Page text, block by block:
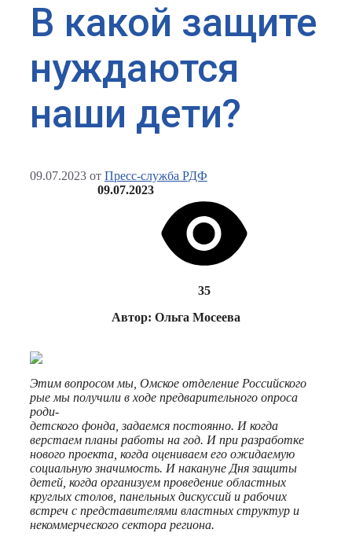
В какой защите
нуждаются
наши дети?
09.07.2023 от Пресс-служба РДФ
09.07.2023
35
Автор: Ольга Мосеева
Этим вопросом мы, Омское отделение Российского
рые мы получили в ходе предварительного опроса
роди-
детского фонда, задаемся постоянно. И когда
верстаем планы работы на год. И при разработке
нового проекта, когда оцениваем его ожидаемую
социальную значимость. И накануне Дня защиты
детей, когда организуем проведение областных
круглых столов, панельных дискуссий и рабочих
встреч с представителями властных структур и
некоммерческого сектора региона.